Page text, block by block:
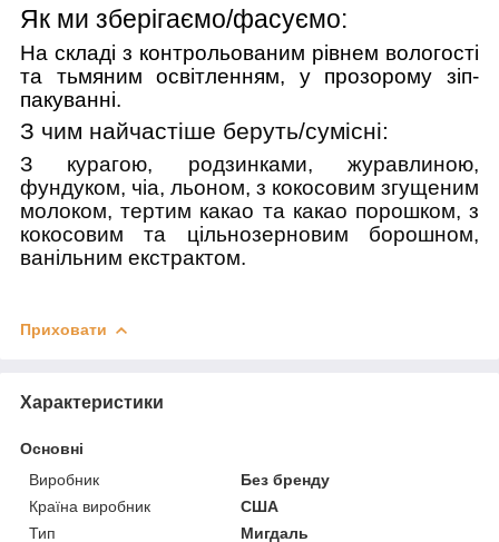
Як ми зберігаємо/фасуємо:
На складі з контрольованим рівнем вологості
та тьмяним освітленням, у прозорому зіп-
пакуванні.
З чим найчастіше беруть/cумісні:
З курагою, родзинками, журавлиною,
фундуком, чіа, льоном, з кокосовим згущеним
молоком, тертим какао та какао порошком, з
кокосовим та цільнозерновим борошном,
ванільним екстрактом.
Приховати
Характеристики
Основні
Виробник
Без бренду
Країна виробник
США
Тип
Мигдаль